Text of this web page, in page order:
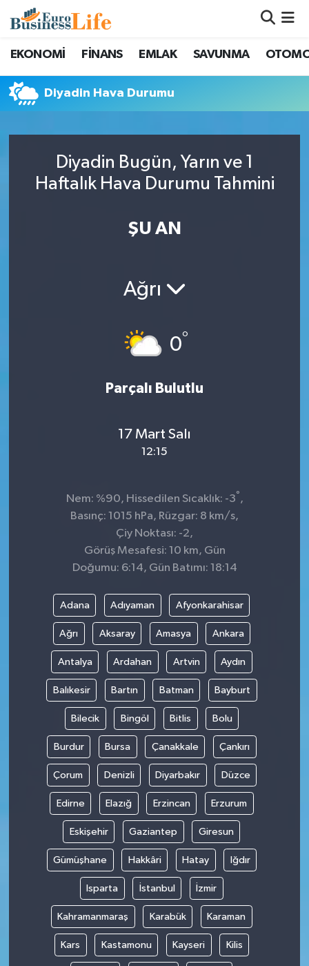
EKONOMİ FİNANS EMLAK SAVUNMA
Diyadin Hava Durumu
Diyadin Bugün, Yarın ve 1
Haftalık Hava Durumu Tahmini
ŞU AN
Ağrı
0°
Parçalı Bulutlu
17 Mart Salı
12:15
Nem: %90, Hissedilen Sıcaklık: -3° ,
Basınç: 1015 hPa, Rüzgar: 8 km/s,
Çiy Noktası: -2,
Görüş Mesafesi: 10 km, Gün
Doğumu: 6:14, Gün Batımı: 18:14
Adana Adıyaman Afyonkarahisar
Ağrı Aksaray Amasya Ankara
Antalya Ardahan Artvin Aydın
Balıkesir Bartın Batman Bayburt
Bilecik Bingöl Bitlis Bolu
Burdur Bursa Çanakkale Çankırı
Çorum Denizli Diyarbakır Düzce
Edirne Elazığ Erzincan Erzurum
Eskişehir Gaziantep Giresun
Gümüşhane Hakkâri Hatay Iğdır
Isparta İstanbul İzmir
Kahramanmaraş Karabük Karaman
Kars Kastamonu Kayseri Kilis
Nöbetçi Eczaneler
Hava Durumu
Trafik Durumu
Süper Lig Puan Durumu ve Fikstür